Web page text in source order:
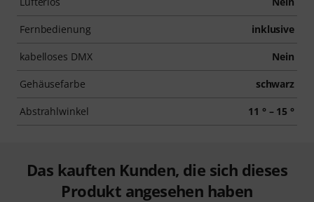
Fernbedienung inklusive
kabelloses DMX Nein
Gehäusefarbe schwarz
Abstrahlwinkel 11 ° – 15 °
Das kauften Kunden, die sich dieses
Produkt angesehen haben